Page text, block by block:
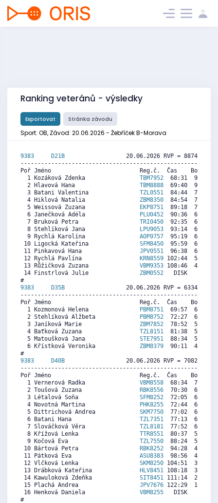
Ranking veteránů - výsledky
Exportovat Stránka závodu
Sport: OB, Závod: 20.06.2026 - Žebříček B-Morava
9383 D21B
20.06.2026 RVP = 8874/
Poř Jméno                          Reg.č.  Čas    Body
  1 Kozáková Zdenka
TBM7952
68:31  9566
  2 Hlavová Hana
TBM8888
69:40  9428
  3 Batani Valentina
TZL0551
84:44  7629
  4 Hiklová Natalia
ZBM8350
84:54  7609
  5 Weissová Zuzana
EKP8751
89:18  7083
  6 Janečková Adéla
PLU0452
90:36  6928
  7 Bruková Petra
TRI0450
92:35  6691
  8 Stehlíková Jana
LPU9053
93:14  6614
  9 Rychlá Karolína
AOP0757
95:19  6365
10 Ligocká Kateřina SFM8450
95:59  6285
11 Pinkavová Hana JPV0551
96:38  6208
12 Rychlá Pavlína
KRN8559 102:44  5479
13 Růžičková Zuzana VBM9353 108:46  4759
14 Finstrlová Julie ZBM0552
DISK     0
9383
D35B
20.06.2026 RVP = 6334/
Poř Jméno                          Reg.č.  Čas    Body
  1 Kozmonová Helena
PBM8751
69:57  6594
  2 Stehlíková Alžbeta
PBM8752
72:27  6382
  3 Janíková Marie
ZBM7852
78:52  5836
  4 Baťková Zuzana
TZL8151
81:38  5601
  5 Matoušková Jana
STE7951
88:34  5011
  6 Křístková Veronika
ZBM8379
90:11  4874
9383
D40B
20.06.2026 RVP = 7082/
Poř Jméno                          Reg.č.  Čas    Body
  1 Vernerová Radka
VBM8558
68:34  7155
  2 Toušová Zuzana
RBK8556
70:30  6964
  3 Létalová Soňa
SFM8252
72:05  6807
  4 Novotná Martina
PHK8255
72:44  6742
  5 Dittrichová Andrea
SKM7750
77:02  6316
  6 Batani Hana
TZL7351
77:13  6298
  7 Slováčková Věra
TZL8181
77:52  6234
  8 Křížová Lenka
TTR8551
80:37  5961
  9 Kočová Eva
TZL7550
88:24  5190
10 Bártová Petra
RBK8252
94:28  4589
11 Pátková Eva ASU8383
98:56  4146
12 Vlčková Lenka SKM8250 104:51  3559
13 Drábková Kateřina
HLV8451 108:18  3218
14 Kawuloková Zdeňka SIT8451 111:14  2927
15 Plachá Andrea JPV7676 122:29  1812
16 Henková Daniela VBM8255
DISK     0